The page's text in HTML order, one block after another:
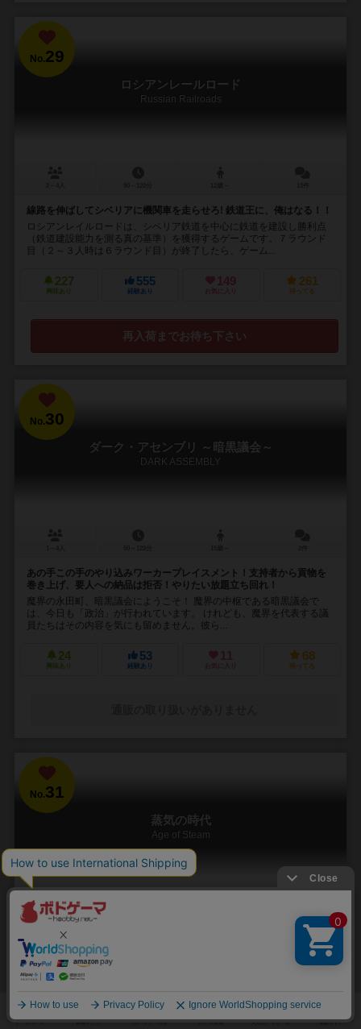
No.29
ロシアンレールロード
Russian Railroads
線路を伸ばしてシベリアに機関車を走らせろ! 鉄道王に、俺はなる！！
ロシアンレイルロードは、シベリア鉄道を中心に鉄道を建設し勝利点
（鉄道建設能力を測る真の基準）を獲得するゲームです。７ラウンド
目（２～３人時は６ラウンド目）が終了したら、ゲーム...
227
興味あり
555
経験あり
149
お気に入り
261
持ってる
再入荷までお待ち下さい
No.30
ダーク・アセンブリ ～暗黒議会～
DARK ASSEMBLY
あの手この手のやり込みワーカープレイスメント！支持者から貢物を
巻き上げ、要人への納品は拒否！やりたい放題立ち回れ！
魔界の永田町、暗黒議会にようこそ！ 魔界の中枢である暗黒議会で
は、今日も「政治」が行われています。 けれども、魔界を代表する議
員たちはその内容を気にも留めません。彼ら...
24
興味あり
53
経験あり
11
お気に入り
68
持ってる
No.31
蒸気の時代
Age of Steam
1～6人 11件
鉄道路線を引くのは楽し。経営は苦し！
2003年国際ゲーマーズ賞受賞！ プレイヤーは鉄道会社のオーナーと
なり、株を発行して資金を得、鉄道を建設し、列車を走らせ、都市か
397 544 153 303